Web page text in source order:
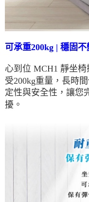
可承重200kg | 穩固
心到位 MCH1 靜坐
受200kg重量，長時
定性與安全性，讓您
擾。